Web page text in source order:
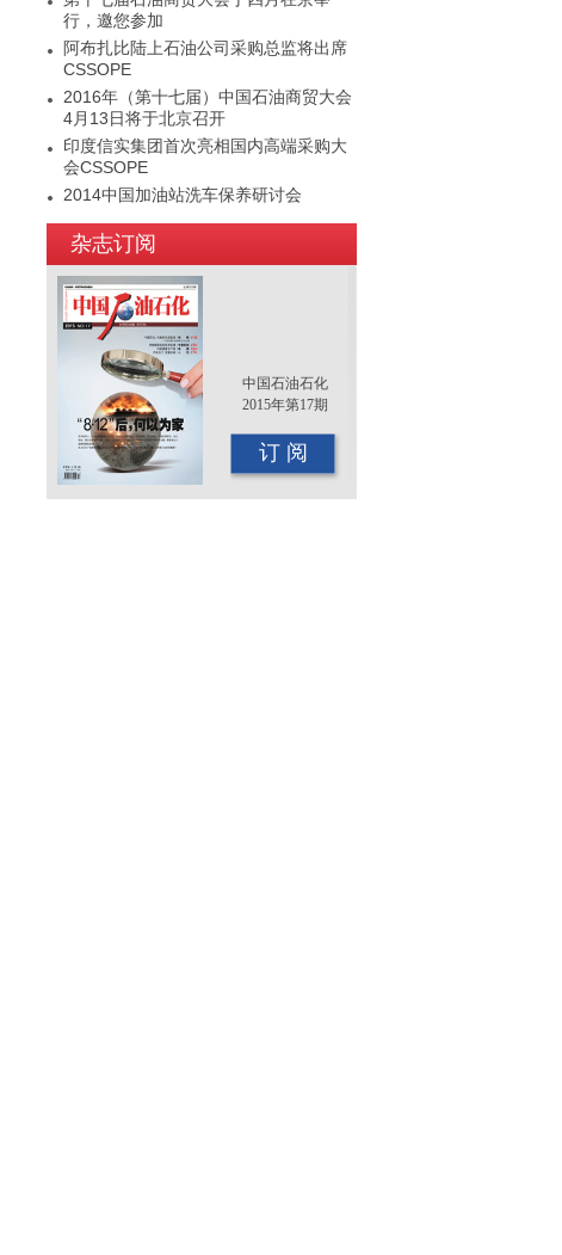
行，邀您参加
阿布扎比陆上石油公司采购总监将出席
CSSOPE
2016年（第十七届）中国石油商贸大会
4月13日将于北京召开
印度信实集团首次亮相国内高端采购大
会CSSOPE
2014中国加油站洗车保养研讨会
2015年（第十二届）中国国际油品行业
年终大会即将召开
杂志订阅
中国石油石化
2015年第17期
订 阅